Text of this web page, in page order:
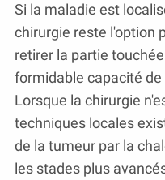
Si la maladie est
chirurgie reste l'option
retirer la partie
formidable capacité
Lorsque la chirurgie
techniques locales
de la tumeur par la
les stades plus